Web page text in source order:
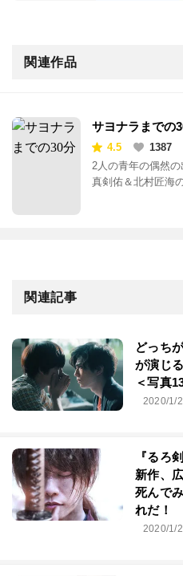
関連作品
サヨナラまでの
4.5
1387
2人の青年の偶然
真剣佑＆北村匠海
関連記事
どっち
が演じ
＜写真
2020/1/
『るろ
新作、
死んで
れだ！
2020/1/